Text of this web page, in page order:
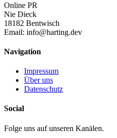
Online PR
Nie Dieck
18182 Bentwisch
Email: info@harting.dev
Navigation
Impressum
Über uns
Datenschutz
Social
Folge uns auf unseren Kanälen.